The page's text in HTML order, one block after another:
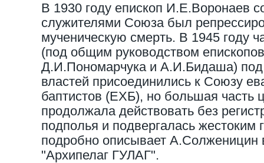
В 1930 году епископ И.Е.Воронаев
служителями Союза был
мученическую смерть. В 1945 году
(под общим руководством
Д.И.Пономарчука и А.И.Бидаша) под
властей присоединились к Союзу
баптистов (ЕХБ), но большая часть
продолжала действовать без
подполья и подвергалась жестоким
подробно описывает А.Солженицин
"Архипелаг ГУЛАГ".